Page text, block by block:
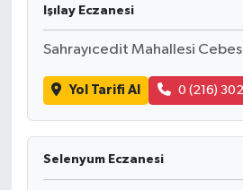
Işılay Eczanesi
Sahrayıcedit Mahallesi
Yol Tarifi Al 0 (216)
Selenyum Eczanesi